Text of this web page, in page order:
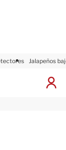
Jalapeños
I